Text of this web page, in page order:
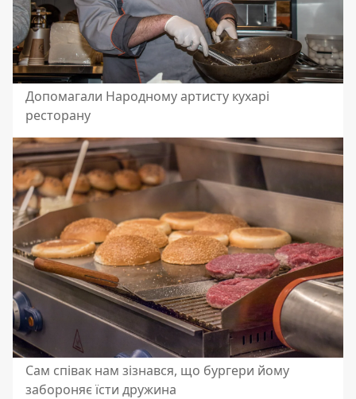
Допомагали Народному артисту кухарі
ресторану
Сам співак нам зізнався, що бургери йому
забороняє їсти дружина